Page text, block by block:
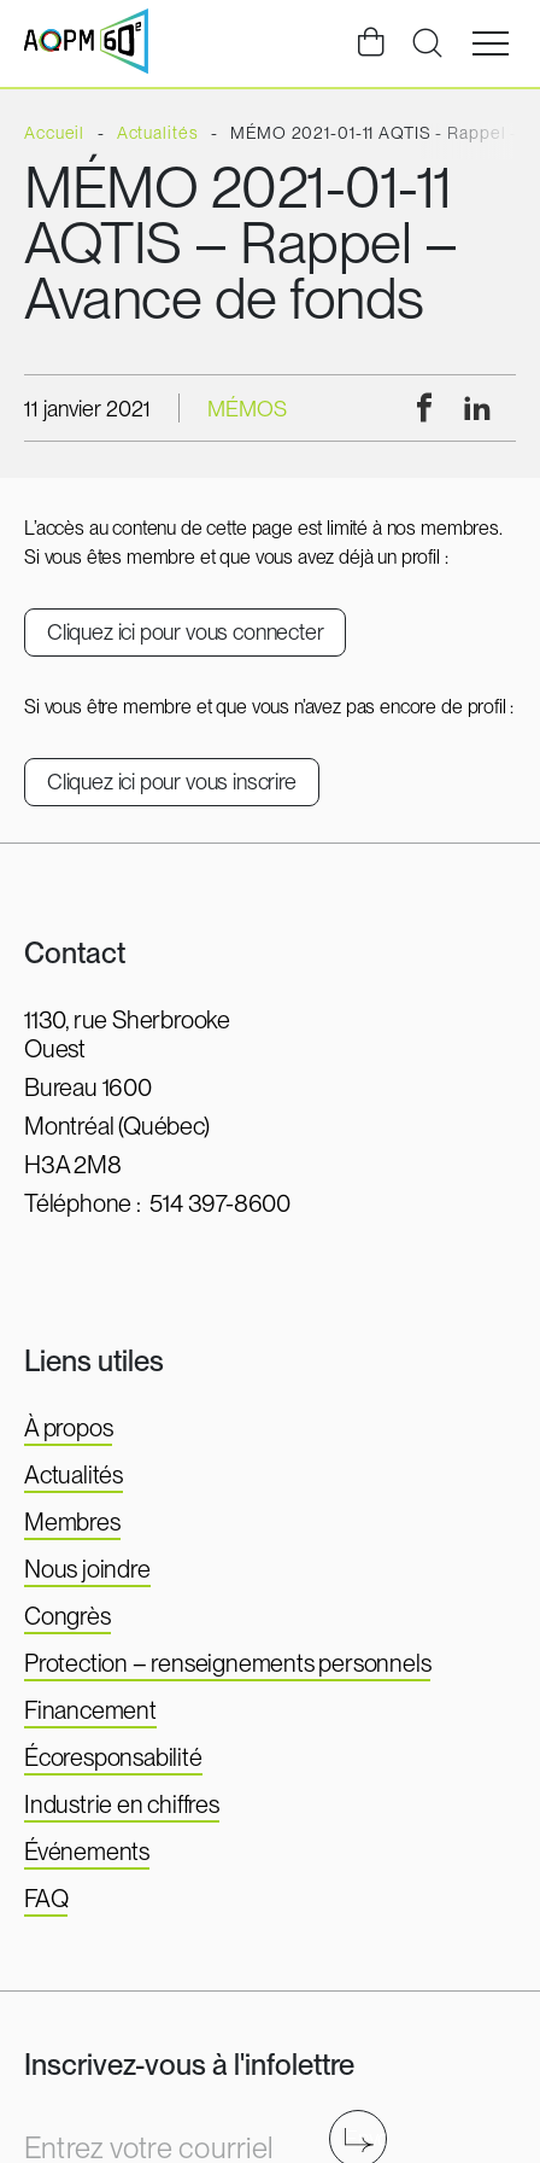
Ouvrir
la
du
Accueil Actualités MÉMO 2021-01-11 AQTIS - Rappel -
MÉMO 2021-01-11
AQTIS – Rappel –
Avance de fonds
11 janvier 2021 MÉMOS Facebook
L’accès au contenu de cette page est limité à nos membres.
Si vous êtes membre et que vous avez déjà un profil :
Cliquez ici pour vous connecter
Si vous être membre et que vous n’avez pas encore de profil :
Cliquez ici pour vous inscrire
Contact
1130, rue Sherbrooke
Ouest
Bureau 1600
Montréal (Québec)
H3A 2M8
Téléphone :514 397-8600
Liens utiles
À propos
Actualités
Membres
Nous joindre
Congrès
Protection – renseignements personnels
Financement
Écoresponsabilité
Industrie en chiffres
Événements
FAQ
Inscrivez-vous à l'infolettre
Entrez votre courriel Envoyer